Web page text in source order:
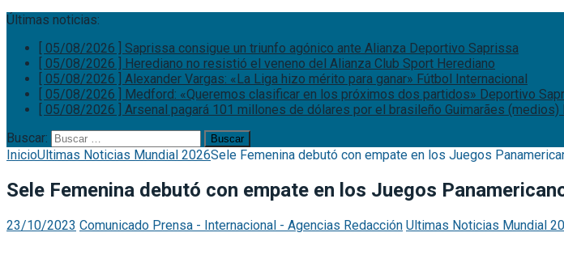
Últimas noticias:
[ 05/08/2026 ] Saprissa consigue un triunfo agónico ante Alianza Deportivo Saprissa
[ 05/08/2026 ] Herediano no resistió el veneno del Alianza Club Sport Herediano
[ 05/08/2026 ] Alexander Vargas: «La Liga hizo mérito para ganar» Fútbol Internacional
[ 05/08/2026 ] Medford: «Queremos clasificar en los próximos dos partidos» Deportivo
[ 05/08/2026 ] Arsenal pagará 101 millones de dólares por el brasileño Guimarães (medios)
Buscar:
InicioUltimas Noticias Mundial 2026Sele Femenina debutó con empate en los Juegos
Sele Femenina debutó con empate en los Juegos
23/10/2023 Comunicado Prensa - Internacional - Agencias Redacción Ultimas Noticias Mundial